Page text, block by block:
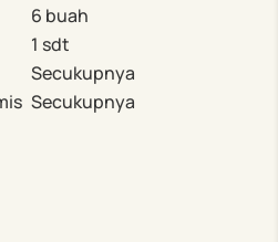
6 buah
1 sdt
Secukupnya
Secukupnya